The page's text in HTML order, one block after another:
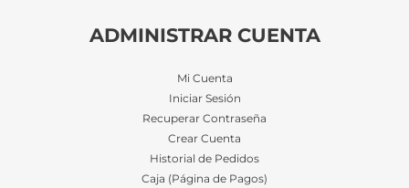
ADMINISTRAR CUENTA
Mi Cuenta
Iniciar Sesión
Recuperar Contraseña
Crear Cuenta
Historial de Pedidos
Caja (Página de Pagos)